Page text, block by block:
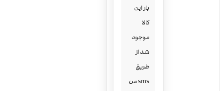
بار این
کالا
موجود
شد از
طریق
sms من